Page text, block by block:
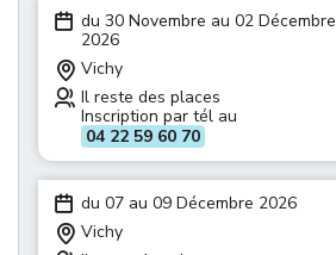
du 30 Novembre au 02 Décembre
2026
Vichy
Il reste des places
Inscription par tél au
04 22 59 60 70
du 07 au 09 Décembre 2026
Vichy